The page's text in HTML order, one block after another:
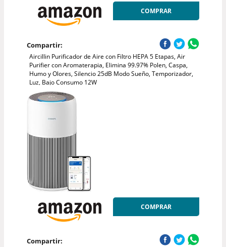
COMPRAR
Compartir:
Aircillin Purificador de Aire con Filtro HEPA 5 Etapas, Air
Purifier con Aromaterapia, Elimina 99.97% Polen, Caspa,
Humo y Olores, Silencio 25dB Modo Sueño, Temporizador,
Luz, Bajo Consumo 12W
COMPRAR
Compartir: